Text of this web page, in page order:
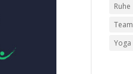
Ruhe
Team
Yoga